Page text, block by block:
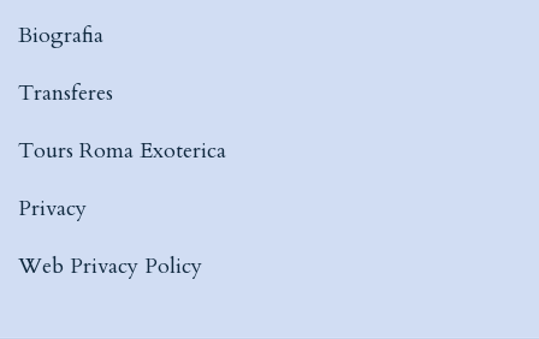
Biografia
Transferes
Tours Roma Exoterica
Privacy
Web Privacy Policy